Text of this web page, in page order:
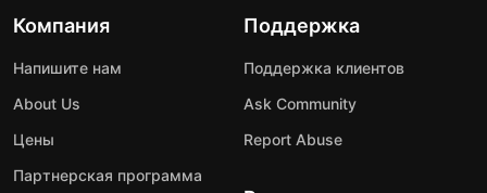
Компания
Напишите нам
About Us
Цены
Партнерская программа
Поддержка
Поддержка клиентов
Ask Community
Report Abuse